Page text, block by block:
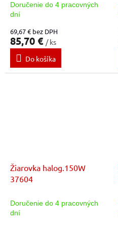
Doručenie do 4 pracovných
dní
69,67 € bez DPH
85,70 € / ks
Do košíka
Žiarovka halog.150W
37604
Doručenie do 4 pracovných
dní